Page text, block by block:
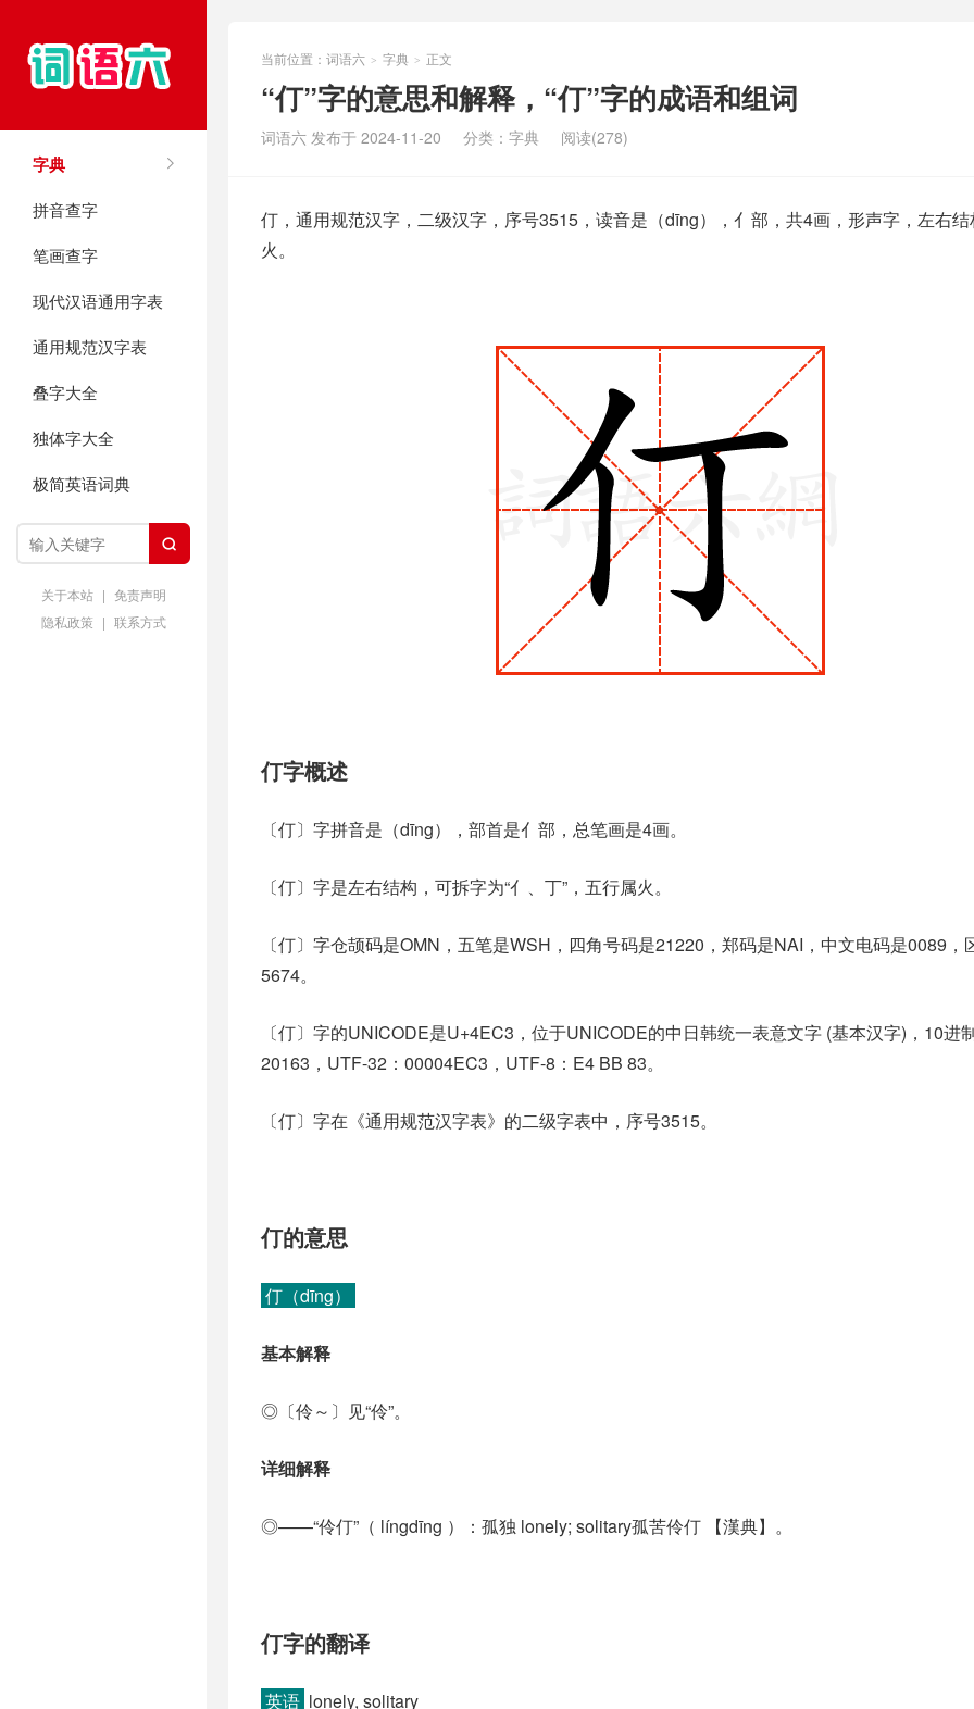
字典
拼音查字
笔画查字
现代汉语通用字表
通用规范汉字表
叠字大全
独体字大全
极简英语词典

关于本站 | 免责声明
隐私政策 | 联系方式
当前位置： 词语六 > 字典 > 正文
“仃”字的意思和解释，“仃”字的成语和组词
词语六 发布于 2024-11-20 分类： 字典 阅读(278)
仃，通用规范汉字，二级汉字，序号3515，读音是（dīng），亻部，共4画，形声字，左右
火。
仃字概述
〔仃〕字拼音是（dīng），部首是亻部，总笔画是4画。
〔仃〕字是左右结构，可拆字为“亻、丁”，五行属火。
〔仃〕字仓颉码是OMN，五笔是WSH，四角号码是21220，郑码是NAI，中文电码是0089，
5674。
〔仃〕字的UNICODE是U+4EC3，位于UNICODE的中日韩统一表意文字 (基本汉字)，10进
20163，UTF-32：00004EC3，UTF-8：E4 BB 83。
〔仃〕字在《通用规范汉字表》的二级字表中，序号3515。
仃的意思
仃（dīng）
基本解释
◎〔伶～〕见“伶”。
详细解释
◎——“伶仃”（ língdīng ）：孤独 lonely; solitary孤苦伶仃 【漢典】。
仃字的翻译
英语 lonely, solitary